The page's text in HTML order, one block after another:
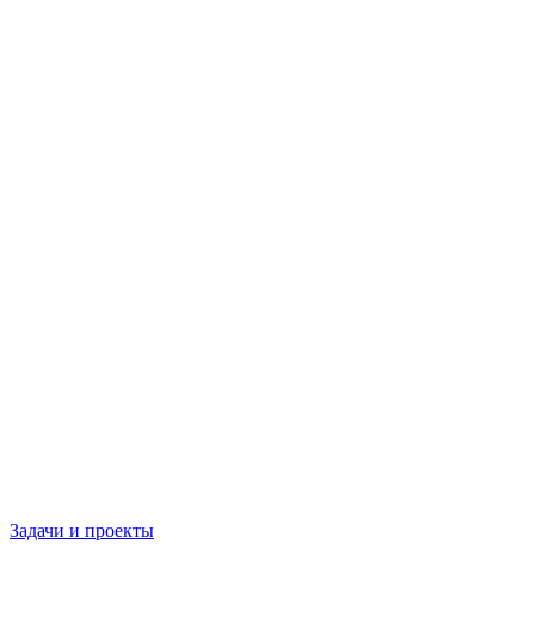
Задачи и проекты